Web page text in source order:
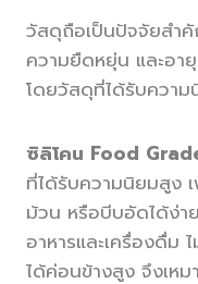
วัสดุถือเป็นปัจจัยส
ความยืดหยุ่น และอา
โดยวัสดุที่ได้รับควา
ซิลิโคน Food
ที่ได้รับความนิยมสูง
ม้วน หรือบีบอัดได้ง่
อาหารและเครื่องดื่
ได้ค่อนข้างสูง จึงเหม